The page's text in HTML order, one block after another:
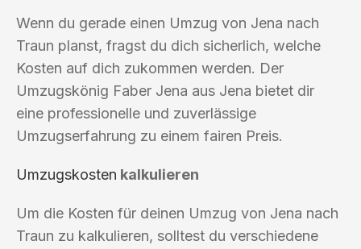
Wenn du gerade einen Umzug von Jena nach
Traun planst, fragst du dich sicherlich, welche
Kosten auf dich zukommen werden. Der
Umzugskönig Faber Jena aus Jena bietet dir
eine professionelle und zuverlässige
Umzugserfahrung zu einem fairen Preis.
Umzugskosten kalkulieren
Um die Kosten für deinen Umzug von Jena nach
Traun zu kalkulieren, solltest du verschiedene